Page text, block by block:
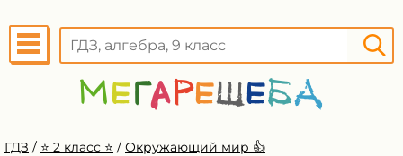
ГДЗ / ⭐️ 2 класс ⭐️ / Окружающий мир 👍